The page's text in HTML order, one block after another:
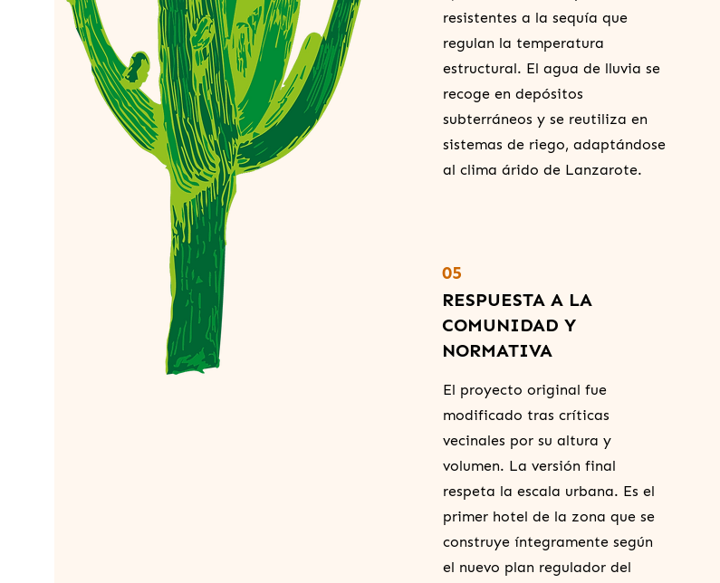
resistentes a la sequía que
regulan la temperatura
estructural. El agua de lluvia se
recoge en depósitos
subterráneos y se reutiliza en
sistemas de riego, adaptándose
al clima árido de Lanzarote.
05
RESPUESTA A LA
COMUNIDAD Y
NORMATIVA
El proyecto original fue
modificado tras críticas
vecinales por su altura y
volumen. La versión final
respeta la escala urbana. Es el
primer hotel de la zona que se
construye íntegramente según
el nuevo plan regulador del